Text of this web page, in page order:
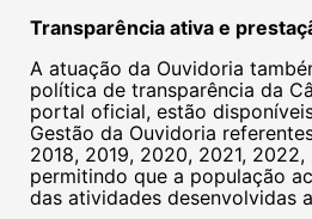
Transparência ativa e
A atuação da Ouvidoria
política de transparência da
portal oficial, estão
Gestão da Ouvidoria
2018, 2019, 2020, 2021,
permitindo que a população
das atividades desenvolvidas